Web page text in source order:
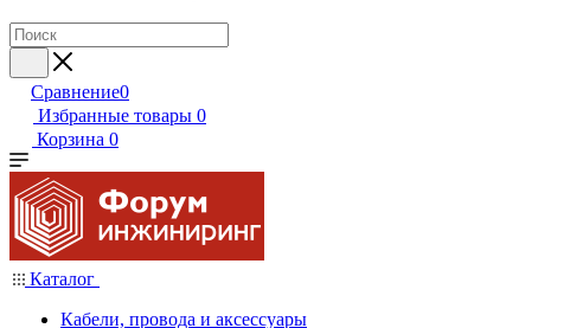
Сравнение0
Избранные товары 0
Корзина 0
Каталог
Кабели, провода и аксессуары